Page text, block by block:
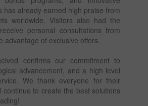
has already earned high praise from
worldwide. Visitors also had the
personal consultations from
advantage of exclusive offers.
confirms our commitment to
advancement, and a high level
We thank everyone for their
continue to create the best solutions